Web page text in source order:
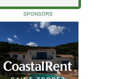
SPONSORS